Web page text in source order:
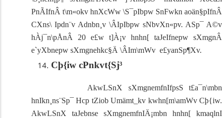
PnÃIfnÂ t\m«okv hnXcWw \S¯pIbpw SnFwkn aoän§pIfnÂ
CXns\ Ipdn¨v Adnbn¸v \ÂIpIbpw sNbvXn«p­v. ASp¯ A©v
hÀj¯n\pÅnÂ 20 e£w t]À¡v hnhn[ taJeIfnepw sXmgnÂ
e`yXbnepw sXmgnehkc§Ä \ÂIm\mWv e£yanSp¶Xv.
Cþ{iw cPnkvt{Sj³
AkwLSnX sXmgnemfnIfpsS t£a¯n\mbn
hnIkn¸ns¨Sp¯ Hcp tZiob Umämt_kv kwhn[m\amWv Cþ{iw.
AkwLSnX taJebnse sXmgnemfnIÄ¡mbn hnhn[ kmaqlnI